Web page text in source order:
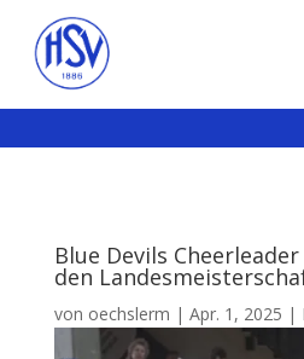
Blue Devils
den
von oechslerm | Apr. 1, 2025 |